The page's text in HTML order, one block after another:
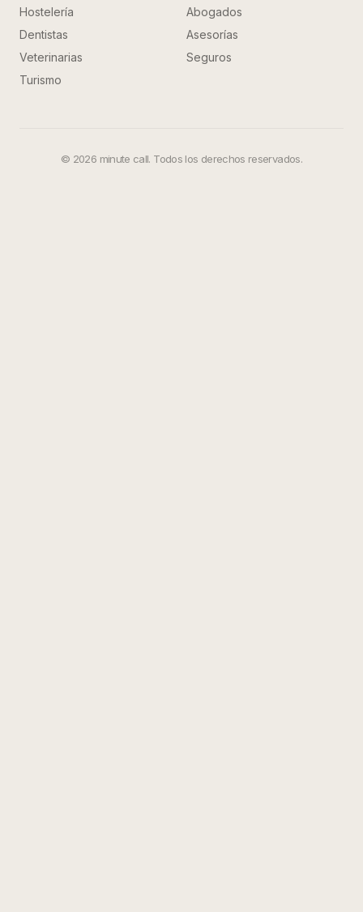
Hostelería
Abogados
Dentistas
Asesorías
Veterinarias
Seguros
Turismo
© 2026 minute call. Todos los derechos reservados.